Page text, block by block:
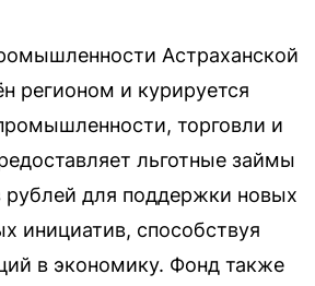
Астраханской
регионом и курируется
торговли и
льготные займы
для поддержки новых
инициатив, способствуя
в экономику. Фонд также